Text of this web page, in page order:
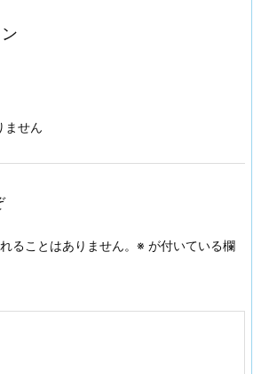
ません
ることはありません。 ※ が付いている欄